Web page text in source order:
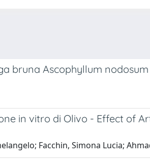
bruna Ascophyllum
in vitro di Olivo - Effect of
Facchin, Simona Lucia;